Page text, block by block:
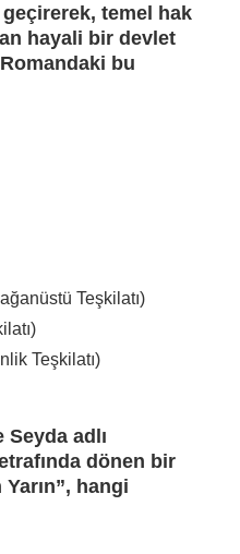
temel hak
hayali bir devlet
bu
Teşkilatı)
Teşkilatı)
Seyda adlı
dönen bir
hangi